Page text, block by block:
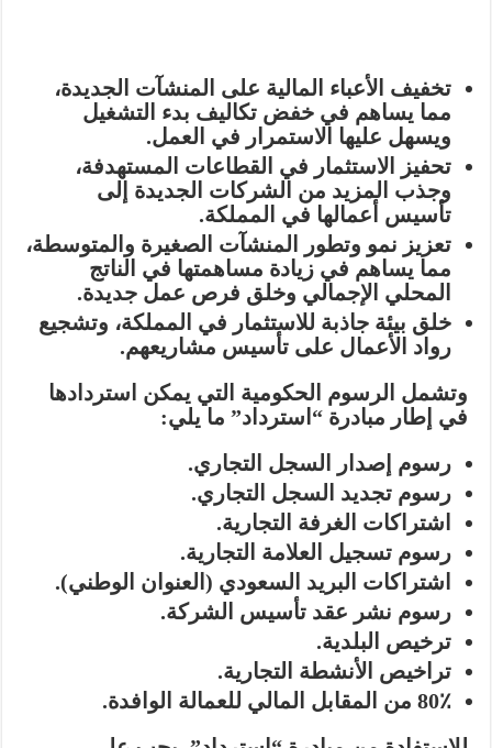
تخفيف الأعباء المالية على المنشآت الجديدة،
مما يساهم فيخفض تكاليف بدء التشغيل
ويسهل عليها الاستمرار في العمل.
تحفيز الاستثمار في القطاعات المستهدفة،
وجذب المزيد من الشركات الجديدة إلى
تأسيس أعمالها في المملكة.
تعزيز نمو وتطور
المنشآت الصغيرة والمتوسطة،
مما يساهم فيزيادة مساهمتها في الناتج
المحلي الإجمالي وخلق فرص عمل جديدة.
خلق بيئة جاذبة للاستثمار في المملكة، وتشجيع
رواد الأعمال على تأسيس مشاريعهم.
وتشمل الرسوم الحكومية التي يمكن استردادها
في إطار مبادرة “استرداد” ما يلي:
رسوم إصدار السجل التجاري.
رسوم تجديد السجل التجاري.
اشتراكات الغرفة التجارية.
رسوم تسجيل العلامة التجارية.
اشتراكات البريد السعودي (العنوان الوطني).
رسوم نشر عقد تأسيس الشركة.
ترخيص البلدية.
تراخيص الأنشطة التجارية.
80٪ من المقابل المالي للعمالة الوافدة.